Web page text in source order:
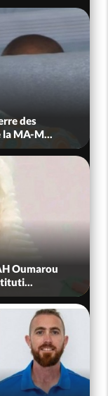
des
MA-M...
Oumarou